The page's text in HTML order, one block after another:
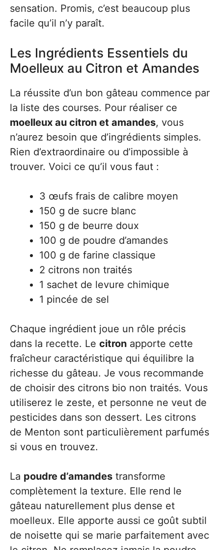
sensation. Promis, c’est beaucoup plus
facile qu’il n’y paraît.
Les Ingrédients Essentiels du
Moelleux au Citron et Amandes
La réussite d’un bon gâteau commence par
la liste des courses. Pour réaliser ce
moelleux au citron et amandes, vous
n’aurez besoin que d’ingrédients simples.
Rien d’extraordinaire ou d’impossible à
trouver. Voici ce qu’il vous faut :
3 œufs frais de calibre moyen
150 g de sucre blanc
150 g de beurre doux
100 g de poudre d’amandes
100 g de farine classique
2 citrons non traités
1 sachet de levure chimique
1 pincée de sel
Chaque ingrédient joue un rôle précis
dans la recette. Le citron apporte cette
fraîcheur caractéristique qui équilibre la
richesse du gâteau. Je vous recommande
de choisir des citrons bio non traités. Vous
utiliserez le zeste, et personne ne veut de
pesticides dans son dessert. Les citrons
de Menton sont particulièrement parfumés
si vous en trouvez.
La poudre d’amandes transforme
complètement la texture. Elle rend le
gâteau naturellement plus dense et
moelleux. Elle apporte aussi ce goût subtil
de noisette qui se marie parfaitement avec